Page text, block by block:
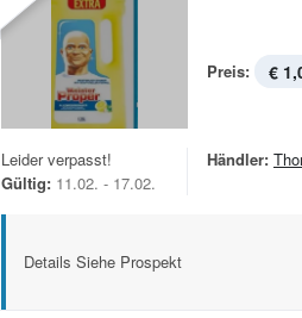
Preis: €
Leider verpasst!
Gültig: 11.02. - 17.02.
Händler:
Details Siehe Prospekt